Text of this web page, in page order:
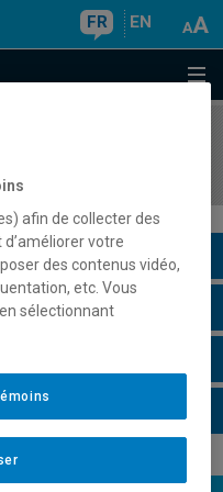
FR EN
afin de collecter des
votre
des contenus vidéo,
etc. Vous
sélectionnant